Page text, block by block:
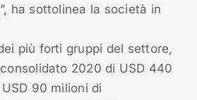
ha sottolinea la società in
più forti gruppi del settore,
2020 di USD 440
90 milioni di